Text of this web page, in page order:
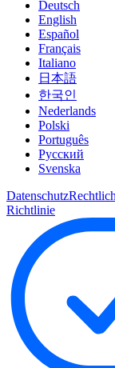
Deutsch
English
Español
Français
Italiano
日本語
한국인
Nederlands
Polski
Português
Pусский
Svenska
Datenschutz
Richtlinie